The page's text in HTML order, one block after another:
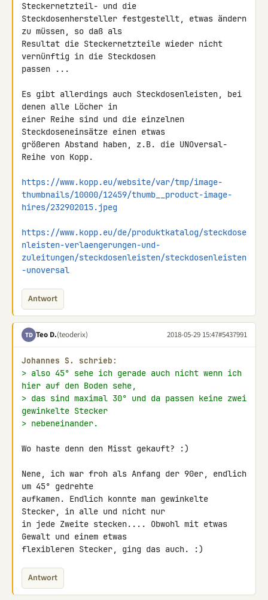
Steckernetzteil- und die
Steckdosenhersteller festgestellt, etwas ändern
zu müssen, so daß als
Resultat die Steckernetzteile wieder nicht
vernünftig in die Steckdosen
passen ...
Es gibt allerdings auch Steckdosenleisten, bei
denen alle Löcher in
einer Reihe sind und die einzelnen
Steckdoseneinsätze einen etwas
größeren Abstand haben, z.B. die UNOversal-
Reihe von Kopp.
https://www.kopp.eu/website/var/tmp/image-
thumbnails/10000/12459/thumb__product-image-
hires/232902015.jpeg
https://www.kopp.eu/de/produktkatalog/steckdose
nleisten-verlaengerungen-und-
zuleitungen/steckdosenleisten/steckdosenleisten
-unoversal
Antwort
TD Teo D.(teoderix) 2018-05-29 15:47#5437991
Johannes S. schrieb:
> also 45° sehe ich gerade auch nicht wenn ich
hier auf den Boden sehe,
> das sind maximal 30° und da passen keine zwei
gewinkelte Stecker
> nebeneinander.
Wo haste denn den Misst gekauft? :)
Nene, ich war froh als Anfang der 90er, endlich
um 45° gedrehte
aufkamen. Endlich konnte man gewinkelte
Stecker, in alle und nicht nur
in jede Zweite stecken.... Obwohl mit etwas
Gewalt und einem etwas
flexibleren Stecker, ging das auch. :)
Antwort